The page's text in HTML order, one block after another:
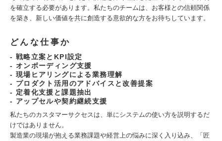
を確立する必要があります。私たちのチームは、お客様との信頼関係
を築き、新しい価値を共に創造する意欲的な方をお待ちしています。
どんな仕事か
- 戦略立案とKPI設定
- オンボーディング支援
- 現場ヒアリングによる業務理解
- プロダクト活用のアドバイスと改善提案
- 定着化支援と課題抽出
- アップセルや契約継続支援
私たちのカスタマーサクセスは、単にシステムの使い方を説明するだ
けではありません。
製造業の現場が抱える業務課題や経営上の悩みに深く入り込み、「匠